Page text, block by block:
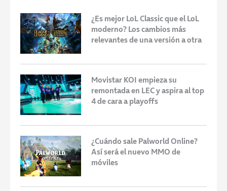
¿Es mejor LoL Classic que el LoL
moderno? Los cambios más
relevantes de una versión a otra
Movistar KOI empieza su
remontada en LEC y aspira al top
4 de cara a playoffs
¿Cuándo sale Palworld Online?
Así será el nuevo MMO de
móviles